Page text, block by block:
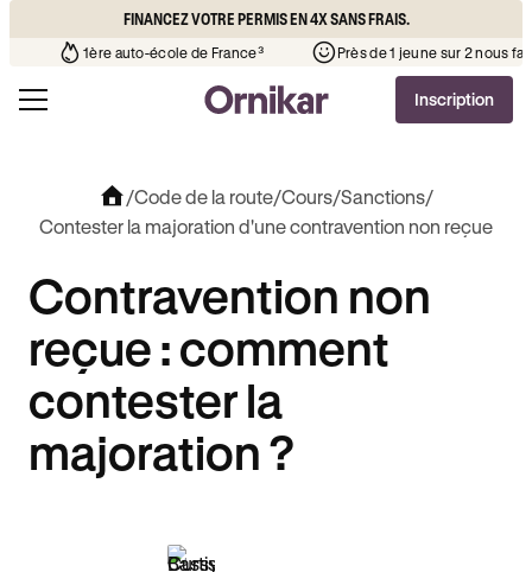
FINANCEZ VOTRE PERMIS EN 4X SANS FRAIS.
école de votre quartier¹ 1ère auto-école de France³
Inscription
/Code de la route/Cours/Sanctions/
Contester la majoration d'une contravention non reçue
Contravention non
reçue : comment
contester la
majoration ?